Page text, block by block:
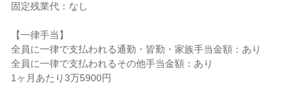
固定残業代：なし
【一律手当】
全員に一律で支払われる通勤・皆勤・家族手当金額：あり
全員に一律で支払われるその他手当金額：あり
1ヶ月あたり3万5900円